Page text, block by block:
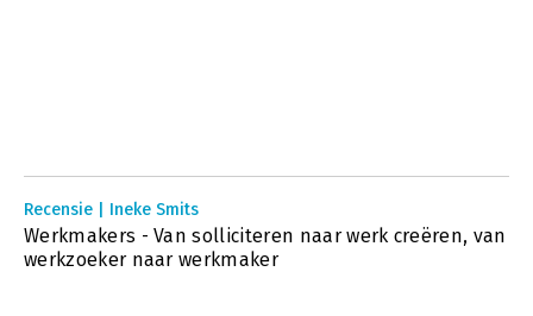
Recensie | Ineke Smits
Werkmakers - Van solliciteren naar werk creëren, van
werkzoeker naar werkmaker